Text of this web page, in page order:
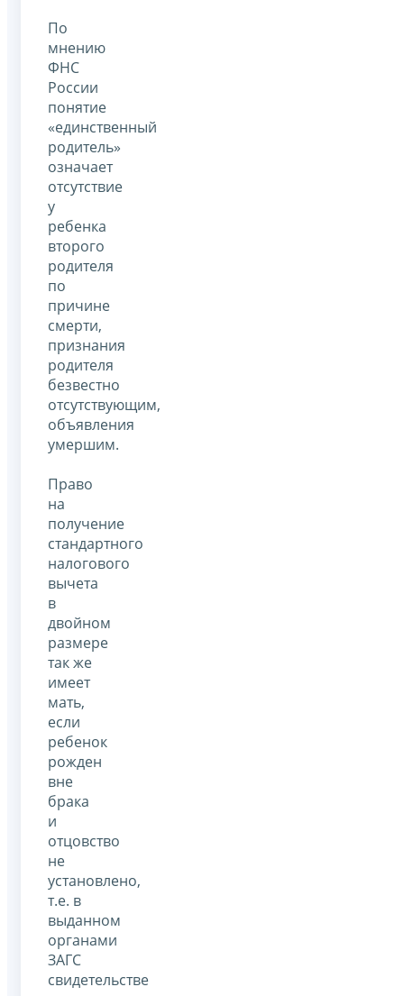
По
мнению
ФНС
России
понятие
«единственный
родитель»
означает
отсутствие
у
ребенка
второго
родителя
по
причине
смерти,
признания
родителя
безвестно
отсутствующим,
объявления
умершим.
Право
на
получение
стандартного
налогового
вычета
в
двойном
размере
так же
имеет
мать,
если
ребенок
рожден
вне
брака
и
отцовство
не
установлено,
т.е. в
выданном
органами
ЗАГС
свидетельстве